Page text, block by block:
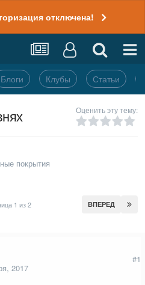
отключена!
Блоги Клубы Статьи
Оценить эту тему:
покрытия
ВПЕРЕД
1 из 2
2017
#1